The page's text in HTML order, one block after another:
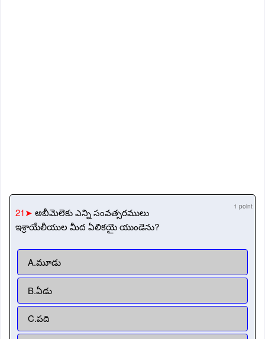
21➤ అబీమెలెకు ఎన్ని సంవత్సరములు
ఇశ్రాయేలీయుల మీద ఏలికయై యుండెను?
1 point
A.మూడు
B.ఏడు
C.పది